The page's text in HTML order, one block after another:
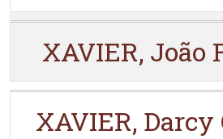
XAVIER, João
XAVIER,